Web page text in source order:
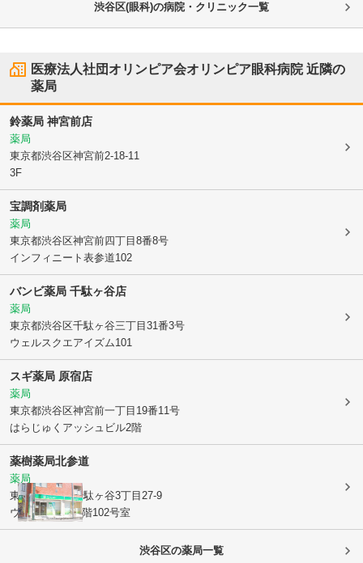
渋谷区(眼科)の病院・クリニック一覧
医療法人社団オリンピア会オリンピア眼科病院近隣の
薬局
鈴薬局 神宮前店
薬局
東京都渋谷区神宮前2-18-11
3F
宝調剤薬局
薬局
東京都渋谷区神宮前四丁目8番8号
インフィニート表参道102
バンビ薬局 千駄ヶ谷店
薬局
東京都渋谷区千駄ヶ谷三丁目31番3号
ウェルスクエアイズム101
スギ薬局 原宿店
薬局
東京都渋谷区神宮前一丁目19番11号
はらじゅくアッシュビル2階
薬樹薬局北参道
薬局
東京都渋谷区千駄ヶ谷3丁目27-9
ウェスト青山 1階102号室
渋谷区の薬局一覧